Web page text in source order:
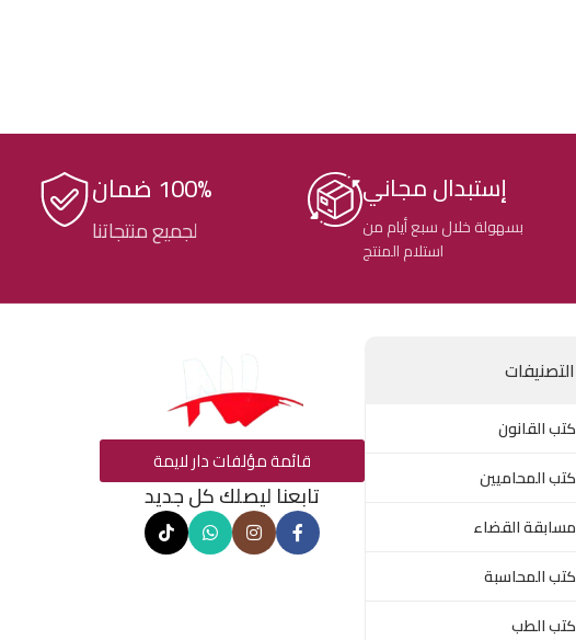
إستبدال مجاني
بسهولة خلال سبع أيام من
استلام المنتج
100% ضمان
لجميع منتجاتنا
التصنيفات
كتب القانون
كتب المحاميين
مسابقة القضاء
كتب المحاسبة
كتب الطب
قائمة مؤلفات دار لايمة
تابعنا ليصلك كل جديد